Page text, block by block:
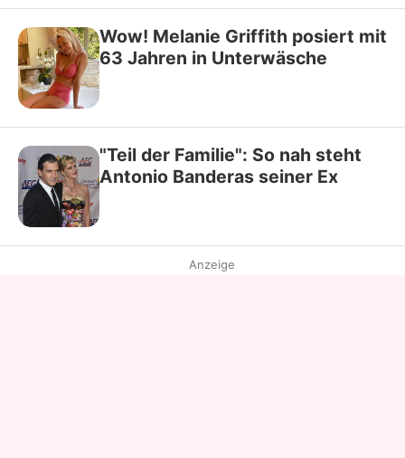
Wow! Melanie Griffith posiert mit
63 Jahren in Unterwäsche
"Teil der Familie": So nah steht
Antonio Banderas seiner Ex
Anzeige